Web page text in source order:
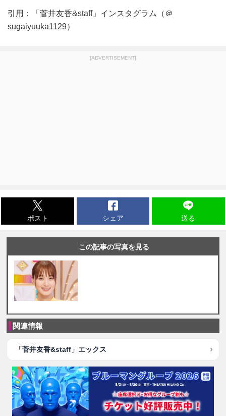
引用：「菅井友香&staff」インスタグラム（＠
sugaiyuuka1129）
[ADVERTISEMENT]
ポスト シェア 送る
この記事の写真を見る
関連情報
「菅井友香&staff」エックス